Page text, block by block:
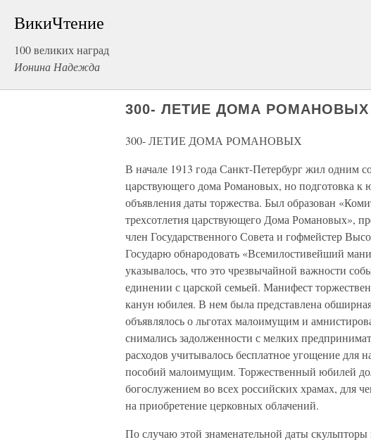
ВикиЧтение
100 великих наград
Ионина Надежда
300- ЛЕТИЕ ДОМА РОМАНОВЫХ
300- ЛЕТИЕ ДОМА РОМАНОВЫХ
В начале 1913 года Санкт-Петербург жил одним
царствующего дома Романовых, но подготовка к
объявления даты торжества. Был образован
трехсотлетия царствующего Дома Романовых»,
член Государственного Совета и гофмейстер
Государю обнародовать «Всемилостивейший
указывалось, что это чрезвычайной важности
единении с царской семьей. Манифест
канун юбилея. В нем была представлена
объявлялось о льготах малоимущим и
снимались задолженности с мелких
расходов учитывалось бесплатное угощение для
пособий малоимущим. Торжественный юбилей
богослужением во всех российских храмах, для
на приобретение церковных облачений.
По случаю этой знаменательной даты